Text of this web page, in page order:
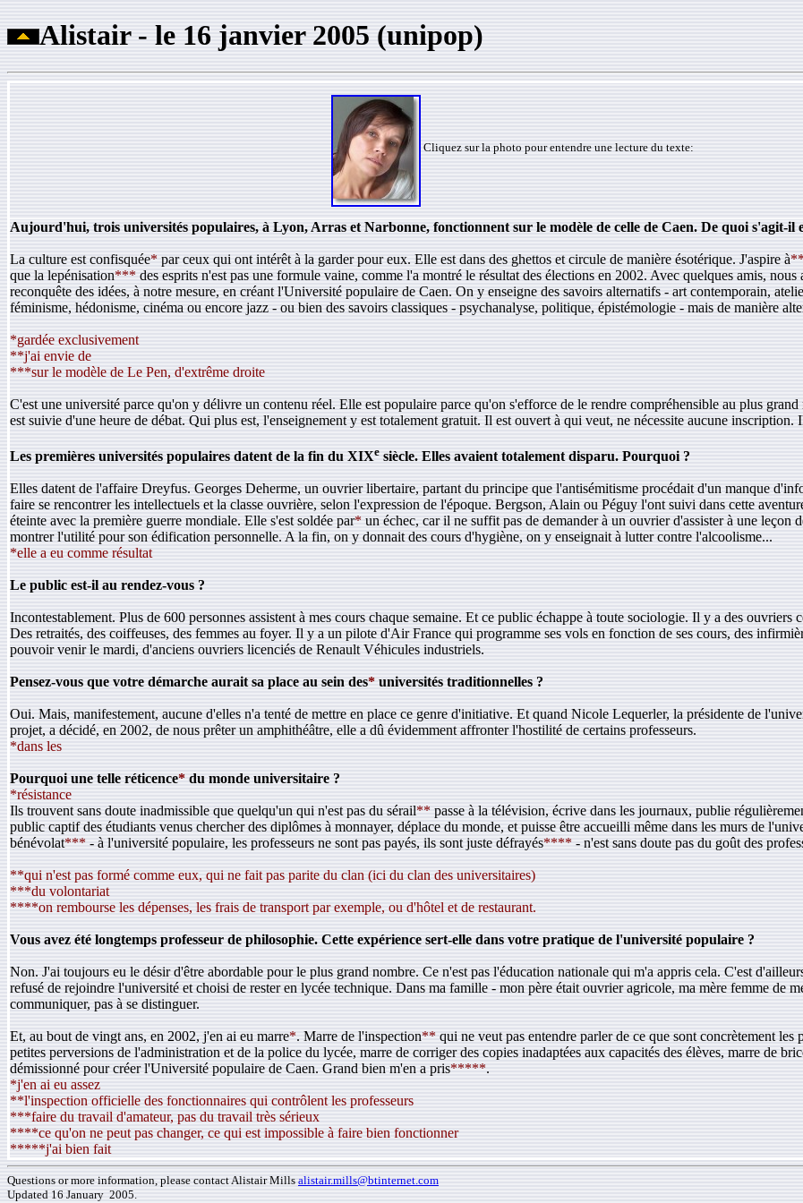
Alistair - le 16 janvier 2005 (unipop)
Cliquez sur la photo pour entendre une lecture du texte:
Aujourd'hui, trois universités populaires, à Lyon, Arras et Narbonne, fonctionnent sur le modèle de celle de Caen. De quoi s'agit-il
La culture est confisquée* par ceux qui ont intérêt à la garder pour eux. Elle est dans des ghettos et circule de manière ésotérique. J'aspire à**
que la lepénisation*** des esprits n'est pas une formule vaine, comme l'a montré le résultat des élections en 2002. Avec quelques amis,
reconquête des idées, à notre mesure, en créant l'Université populaire de Caen. On y enseigne des savoirs alternatifs - art contemporain,
féminisme, hédonisme, cinéma ou encore jazz - ou bien des savoirs classiques - psychanalyse, politique, épistémologie - mais de manière
*gardée exclusivement
**j'ai envie de
***sur le modèle de Le Pen, d'extrême droite
C'est une université parce qu'on y délivre un contenu réel. Elle est populaire parce qu'on s'efforce de le rendre compréhensible au plus
est suivie d'une heure de débat. Qui plus est, l'enseignement y est totalement gratuit. Il est ouvert à qui veut, ne nécessite aucune inscription.
Les premières universités populaires datent de la fin du XIXe siècle. Elles avaient totalement disparu. Pourquoi ?
Elles datent de l'affaire Dreyfus. Georges Deherme, un ouvrier libertaire, partant du principe que l'antisémitisme procédait d'un manque
faire se rencontrer les intellectuels et la classe ouvrière, selon l'expression de l'époque. Bergson, Alain ou Péguy l'ont suivi dans cette
éteinte avec la première guerre mondiale. Elle s'est soldée par* un échec, car il ne suffit pas de demander à un ouvrier d'assister à une leçon
montrer l'utilité pour son édification personnelle. A la fin, on y donnait des cours d'hygiène, on y enseignait à lutter contre l'alcoolisme...
*elle a eu comme résultat
Le public est-il au rendez-vous ?
Incontestablement. Plus de 600 personnes assistent à mes cours chaque semaine. Et ce public échappe à toute sociologie. Il y a des ouvriers
Des retraités, des coiffeuses, des femmes au foyer. Il y a un pilote d'Air France qui programme ses vols en fonction de ses cours, des
pouvoir venir le mardi, d'anciens ouvriers licenciés de Renault Véhicules industriels.
Pensez-vous que votre démarche aurait sa place au sein des* universités traditionnelles ?
Oui. Mais, manifestement, aucune d'elles n'a tenté de mettre en place ce genre d'initiative. Et quand Nicole Lequerler, la présidente de
projet, a décidé, en 2002, de nous prêter un amphithéâtre, elle a dû évidemment affronter l'hostilité de certains professeurs.
*dans les
Pourquoi une telle réticence* du monde universitaire ?
*résistance
Ils trouvent sans doute inadmissible que quelqu'un qui n'est pas du sérail** passe à la télévision, écrive dans les journaux, publie
public captif des étudiants venus chercher des diplômes à monnayer, déplace du monde, et puisse être accueilli même dans les murs de
bénévolat*** - à l'université populaire, les professeurs ne sont pas payés, ils sont juste défrayés**** - n'est sans doute pas du goût des
**qui n'est pas formé comme eux, qui ne fait pas parite du clan (ici du clan des universitaires)
***du volontariat
****on rembourse les dépenses, les frais de transport par exemple, ou d'hôtel et de restaurant.
Vous avez été longtemps professeur de philosophie. Cette expérience sert-elle dans votre pratique de l'université populaire ?
Non. J'ai toujours eu le désir d'être abordable pour le plus grand nombre. Ce n'est pas l'éducation nationale qui m'a appris cela. C'est
refusé de rejoindre l'université et choisi de rester en lycée technique. Dans ma famille - mon père était ouvrier agricole, ma mère femme de
communiquer, pas à se distinguer.
Et, au bout de vingt ans, en 2002, j'en ai eu marre*. Marre de l'inspection** qui ne veut pas entendre parler de ce que sont concrètement les
petites perversions de l'administration et de la police du lycée, marre de corriger des copies inadaptées aux capacités des élèves, marre de
démissionné pour créer l'Université populaire de Caen. Grand bien m'en a pris*****.
*j'en ai eu assez
**l'inspection officielle des fonctionnaires qui contrôlent les professeurs
***faire du travail d'amateur, pas du travail très sérieux
****ce qu'on ne peut pas changer, ce qui est impossible à faire bien fonctionner
*****j'ai bien fait
Questions or more information, please contact Alistair Mills alistair.mills@btinternet.com
Updated 16 January 2005.